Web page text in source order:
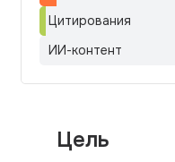
Цитирования
ИИ-контент
Цель